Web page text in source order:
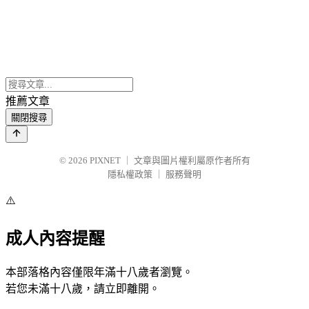
推薦文章
關閉搜尋
© 2026 PIXNET
文章與圖片權利屬原作者所有
隱私權政策
服務聲明
⚠️
成人內容提醒
本部落格內容僅限年滿十八歲者瀏覽。
若您未滿十八歲，請立即離開。